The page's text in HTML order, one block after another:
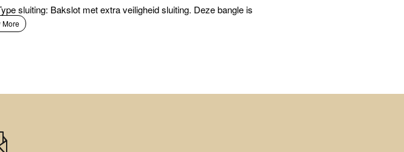
sluiting: Bakslot met extra veiligheid sluiting. Deze bangle is